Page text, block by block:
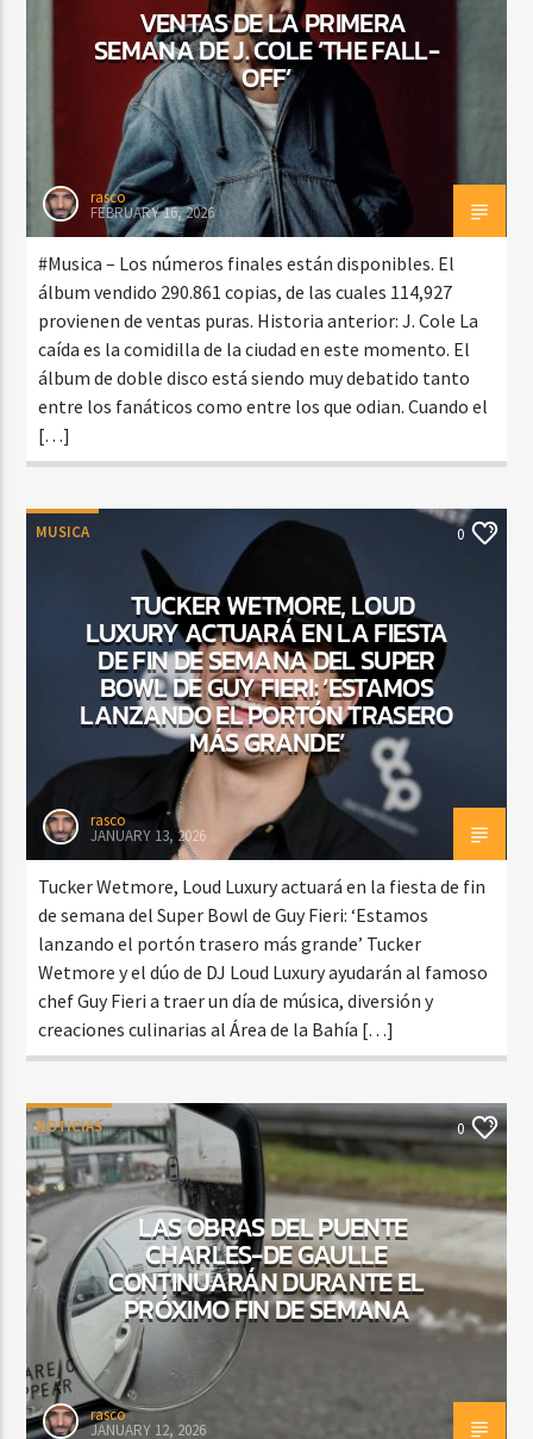
VENTAS DE LA PRIMERA
SEMANA DE J. COLE ‘THE FALL-
OFF’
rasco
FEBRUARY 16, 2026
#Musica – Los números finales están disponibles. El
álbum vendido 290.861 copias, de las cuales 114,927
provienen de ventas puras. Historia anterior: J. Cole La
caída es la comidilla de la ciudad en este momento. El
álbum de doble disco está siendo muy debatido tanto
entre los fanáticos como entre los que odian. Cuando el
[…]
MUSICA 0
TUCKER WETMORE, LOUD
LUXURY ACTUARÁ EN LA FIESTA
DE FIN DE SEMANA DEL SUPER
BOWL DE GUY FIERI: ‘ESTAMOS
LANZANDO EL PORTÓN TRASERO
MÁS GRANDE’
rasco
JANUARY 13, 2026
Tucker Wetmore, Loud Luxury actuará en la fiesta de fin
de semana del Super Bowl de Guy Fieri: ‘Estamos
lanzando el portón trasero más grande’ Tucker
Wetmore y el dúo de DJ Loud Luxury ayudarán al famoso
chef Guy Fieri a traer un día de música, diversión y
creaciones culinarias al Área de la Bahía […]
NOTICIAS 0
LAS OBRAS DEL PUENTE
CHARLES-DE GAULLE
CONTINUARÁN DURANTE EL
PRÓXIMO FIN DE SEMANA
rasco
JANUARY 12, 2026